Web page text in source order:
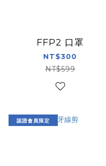
FFP2 口罩
NT$300
NT$599
認證會員限定